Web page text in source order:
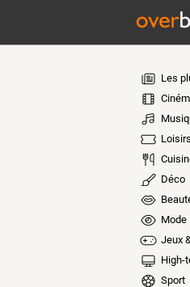
Les
Déco
Mode
Jeux
High-
Sport